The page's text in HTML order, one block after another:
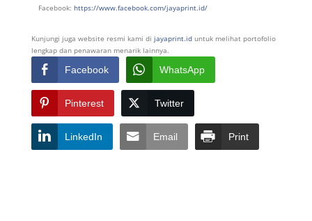
Facebook: https://www.facebook.com/jayaprint.id/
Kunjungi juga website resmi kami di jayaprint.iduntuk melihat portofolio
lengkap dan penawaran menarik lainnya.
Facebook WhatsApp
Pinterest Twitter
LinkedIn Email Print